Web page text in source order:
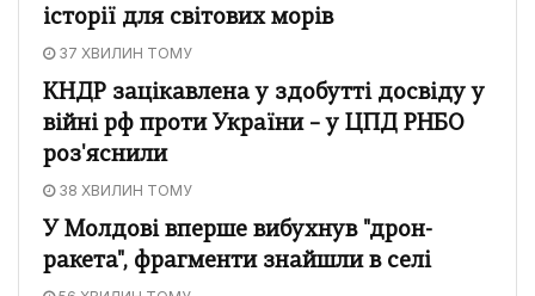
історії для світових морів
37 ХВИЛИН ТОМУ
КНДР зацікавлена у здобутті досвіду у
війні рф проти України – у ЦПД РНБО
роз'яснили
38 ХВИЛИН ТОМУ
У Молдові вперше вибухнув "дрон-
ракета", фрагменти знайшли в селі